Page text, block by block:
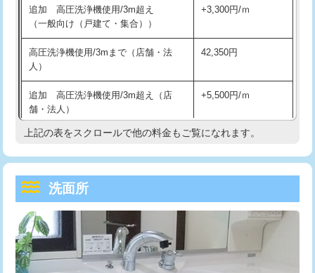
マス交換（深さ50㎝以上） 66,000円
コンクリート斫り（厚さ10㎝まで） 27,500円
コンクリート斫り（厚さ10㎝超え）
モルタル補修（厚さ10㎝まで）
モルタル補修（厚さ10㎝超え） 38,500円
洗面台設置 38,500円
追加人工
廃棄・処分 現場見積
※給水管工事は20mmまでの価格です。
持込商品取付（混合水栓） 16,500円
給水管工事※（ホール加工)
給水管工事※（バンド止め) 3,300円
給水管工事※（支持金具設置) 5,500円
給水管工事※（保温材使用（バンド止
め込み）)
5,500円
給水管工事※（土の掘削・埋め戻し作
業)
11,000円
給水管工事※（塩ビ管（VP・HI）使
用/3ｍまで)
33,000円
追加 高圧洗浄機使用/3m超え
（一般向け（戸建て・集合））
+3,300円/ｍ
高圧洗浄機使用/3mまで（店舗・法
人）
42,350円
追加 高圧洗浄機使用/3m超え（店
舗・法人）
+5,500円/ｍ
高度高圧洗浄換 現地調査
トーラー機使用/3mまで
追加トーラー機使用/3m超え +3,300円
カメラ調査 33,000円
上記の表をスクロールで他の料金もご覧になれます。
洗面所